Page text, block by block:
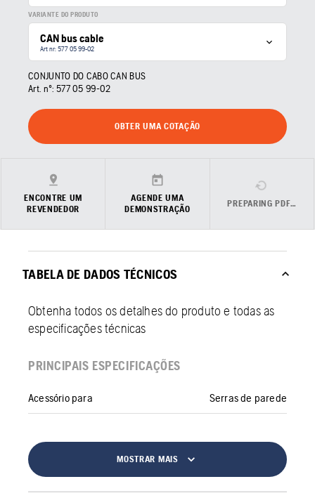
VARIANTE DO PRODUTO
CAN bus cable
Art nr: 577 05 99‑02
CONJUNTO DO CABO CAN BUS
Art. nº: 577 05 99‑02
OBTER UMA COTAÇÃO
ENCONTRE UM
REVENDEDOR
AGENDE UMA
DEMONSTRAÇÃO
PREPARING PDF…
TABELA DE DADOS TÉCNICOS
Obtenha todos os detalhes do produto e todas as
especificações técnicas
PRINCIPAIS ESPECIFICAÇÕES
Acessório para Serras de parede
MOSTRAR MAIS